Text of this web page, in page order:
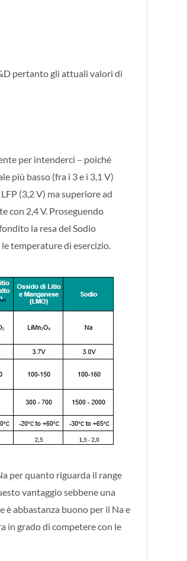
pertanto gli attuali valori di
per intenderci – poiché
più basso (fra i 3 e i 3,1 V)
(3,2 V) ma superiore ad
con 2,4 V. Proseguendo
la resa del Sodio
temperature di esercizio.
per quanto riguarda il range
vantaggio sebbene una
abbastanza buono per il Na e
in grado di competere con le